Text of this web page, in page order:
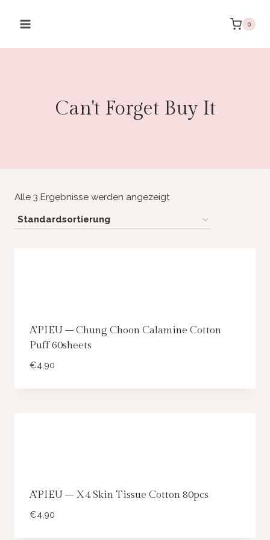
Inhalt
0
Can't Forget Buy It
Alle 3 Ergebnisse werden angezeigt
A’PIEU – Chung Choon Calamine Cotton
Puff 60sheets
€4,90
A’PIEU – X4 Skin Tissue Cotton 80pcs
€4,90